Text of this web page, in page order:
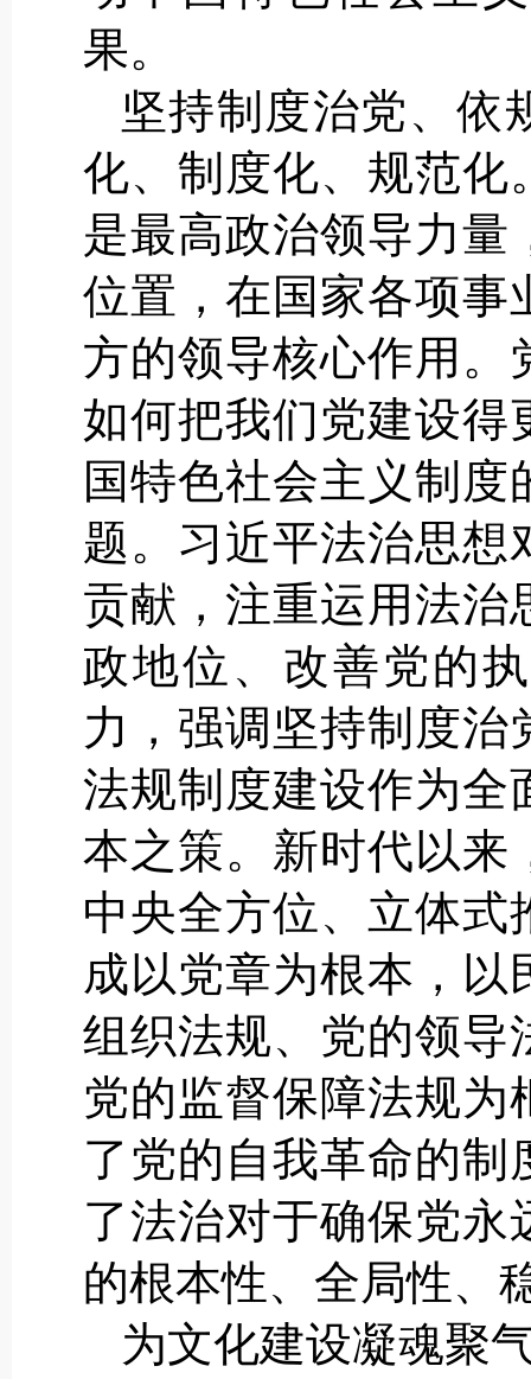
果。
坚持制度治党、依
化、制度化、规范化
是最高政治领导力量
位置，在国家各项事
方的领导核心作用。
如何把我们党建设得
国特色社会主义制
题。习近平法治思想
贡献，注重运用法治
政地位、改善党的
力，强调坚持制度
法规制度建设作为全
本之策。新时代以来
中央全方位、立体式
成以党章为根本，
组织法规、党的领导
党的监督保障法规为
了党的自我革命的
了法治对于确保党
的根本性、全局性、
为文化建设凝魂聚